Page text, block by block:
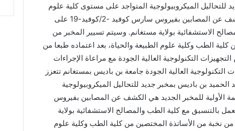
الميكروبيولوجية المتواجد على مستوى كلية علوم
الطبيعة و الحياة،المهمة الأولية للمخبر الجديد هي الكشف عن المصابين بفيروس سارس كوفيد -2/كوفيد-19 على
الاستشفائية بولاية مستغانم. وسيتم تسيير المخبر من
الطب وكلية علوم الطبيعة والحياة، بعد اعتماده طبعا من
التكنولوجية العالية الجودة مع مراعاة الإجراءات
التكنولوجية العالية الجودة جامعة بن باديس بمستغانم تتعزز
مستغانم عبد الحميد بن باديس بمخبر جديد للتحاليل الميكروبيولوجية
الأولية للمخبر الجديد هي الكشف عن المصابين بفيروس
المحلي ،و يعمل بالتنسيق مع كلية الطب والمصالح الاستشفائية بولاية
من الأساتذة المختصين من كلية الطب وكلية علوم